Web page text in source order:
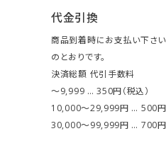
代金引換
商品到着時にお支払い下さ
のとおりです。
決済総額 代引手数料
～9,999 … 350円（税込）
10,000～29,999円 … 500円
30,000～99,999円 … 700円